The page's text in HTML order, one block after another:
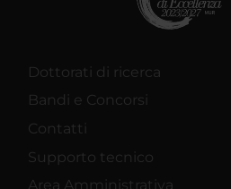
Dottorati di ricerca
Bandi e Concorsi
Contatti
Supporto tecnico
Area Amministrativa